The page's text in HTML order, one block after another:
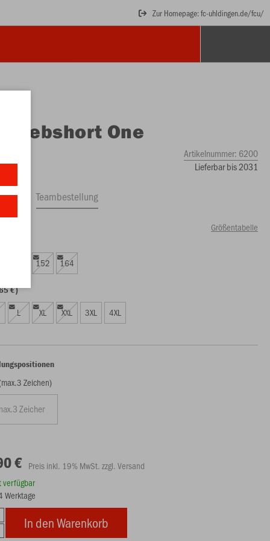
Zur Homepage: fc-uhldingen.de/fcu/
Webshort One
Artikelnummer: 6200
Lieferbar bis 2031
Teambestellung
Größentabelle
152 164
€)
L XL XXL 3XL 4XL
Zeichen)
€ Preis inkl. 19% MwSt. zzgl. Versand
verfügbar
Werktage
In den Warenkorb